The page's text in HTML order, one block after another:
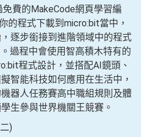
費的MakeCode網頁學習編
的程式下載到micro:bit當中，
逐步銜接到進階領域中的程式
過程中會使用智高積木特有的
程式設計，並搭配AI鏡頭、
智能科技如何應用在生活中，
器人任務賽高中職組規則及體
生參與世界機關王競賽。
)